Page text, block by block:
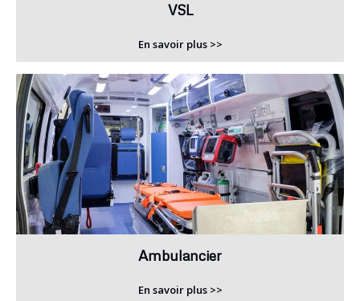
VSL
En savoir plus >>
Ambulancier
En savoir plus >>